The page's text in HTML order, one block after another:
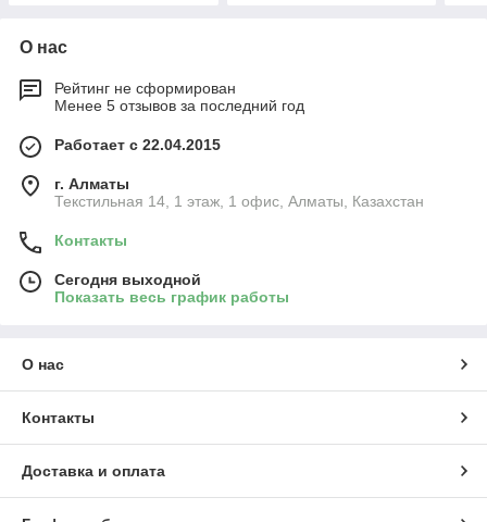
О нас
Рейтинг не сформирован
Менее 5 отзывов за последний год
Работает с 22.04.2015
г. Алматы
Текстильная 14, 1 этаж, 1 офис, Алматы, Казахстан
Контакты
Сегодня выходной
Показать весь график работы
О нас
Контакты
Доставка и оплата